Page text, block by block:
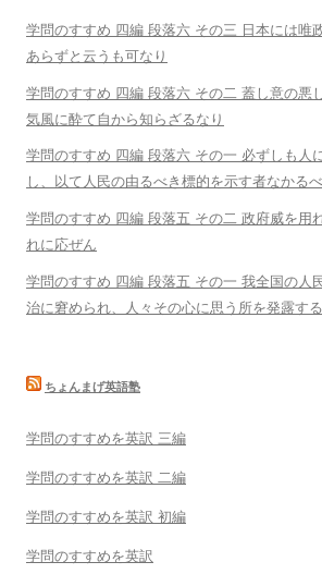
学問のすすめ 四編 段落六 その三 日本には唯
あらずと云うも可なり
学問のすすめ 四編 段落六 その二 蓋し意の悪
気風に酔て自から知らざるなり
学問のすすめ 四編 段落六 その一 必ずしも人
し、以て人民の由るべき標的を示す者なかる
学問のすすめ 四編 段落五 その二 政府威を用
れに応ぜん
学問のすすめ 四編 段落五 その一 我全国の人
治に窘められ、人々その心に思う所を発露す
ちょんまげ英語塾
学問のすすめを英訳 三編
学問のすすめを英訳 二編
学問のすすめを英訳 初編
学問のすすめを英訳